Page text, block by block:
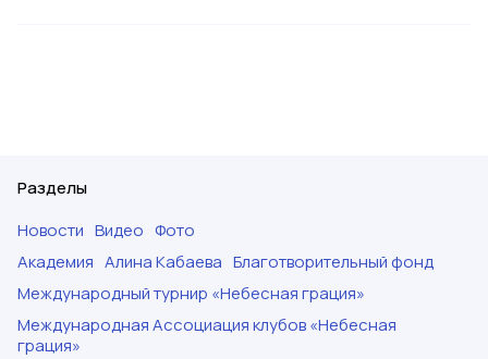
Разделы
Новости Видео Фото
Академия Алина Кабаева Благотворительный фонд
Международный турнир «Небесная грация»
Международная Ассоциация клубов «Небесная
грация»